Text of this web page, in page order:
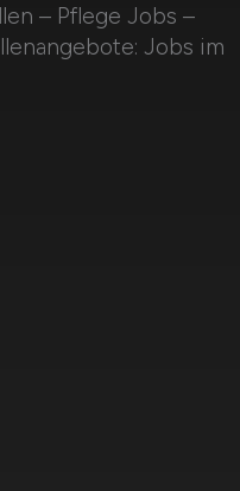
– Pflege Jobs –
Jobs im